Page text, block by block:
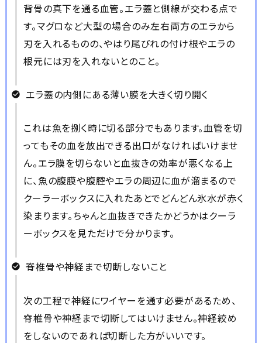
背骨の真下を通る血管。エラ蓋と側線が交わる点で
す。マグロなど大型の場合のみ左右両方のエラから
刃を入れるものの、やはり尾びれの付け根やエラの
根元には刃を入れないとのこと。
エラ蓋の内側にある薄い膜を大きく切り開く
これは魚を捌く時に切る部分でもあります。血管を切
ってもその血を放出できる出口がなければいけませ
ん。エラ膜を切らないと血抜きの効率が悪くなる上
に、魚の腹膜や腹腔やエラの周辺に血が溜まるので
クーラーボックスに入れたあとでどんどん氷水が赤く
染まります。ちゃんと血抜きできたかどうかはクーラ
ーボックスを見ただけで分かります。
脊椎骨や神経まで切断しないこと
次の工程で神経にワイヤーを通す必要があるため、
脊椎骨や神経まで切断してはいけません。神経絞め
をしないのであれば切断した方がいいです。